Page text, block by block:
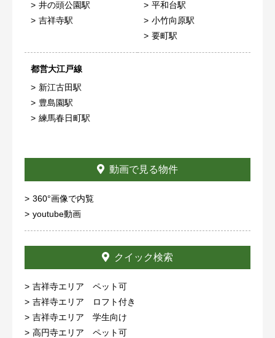
井の頭公園駅
吉祥寺駅
平和台駅
小竹向原駅
要町駅
都営大江戸線
新江古田駅
豊島園駅
練馬春日町駅
動画で見る物件
360°画像で内覧
youtube動画
クイック検索
吉祥寺エリア ペット可
吉祥寺エリア ロフト付き
吉祥寺エリア 学生向け
高円寺エリア ペット可